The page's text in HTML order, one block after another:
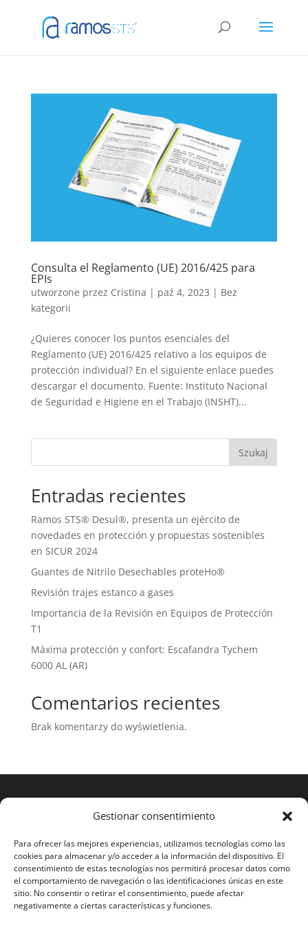
Gestionar consentimiento
Para ofrecer las mejores experiencias, utilizamos tecnologías como las
cookies para almacenar y/o acceder a la información del dispositivo. El
consentimiento de estas tecnologías nos permitirá procesar datos como
el comportamiento de navegación o las identificaciones únicas en este
sitio. No consentir o retirar el consentimiento, puede afectar
negativamente a ciertas características y funciones.
Consulta el Reglamento (UE) 2016/425 para
EPIs
utworzone przez Cristina | paź 4, 2023 | Bez
kategorii
¿Quieres conocer los puntos esenciales del
Reglamento (UE) 2016/425 relativo a los equipos de
protección individual? En el siguiente enlace puedes
descargar el documento. Fuente: Instituto Nacional
de Seguridad e Higiene en el Trabajo (INSHT)...
Szukaj
Entradas recientes
Ramos STS® Desul®, presenta un ejército de
novedades en protección y propuestas sostenibles
en SICUR 2024
Guantes de Nitrilo Desechables proteHo®
Revisión trajes estanco a gases
Importancia de la Revisión en Equipos de Protección
T1
Máxima protección y confort: Escafandra Tychem
6000 AL (AR)
Comentarios recientes
Brak komentarzy do wyświetlenia.